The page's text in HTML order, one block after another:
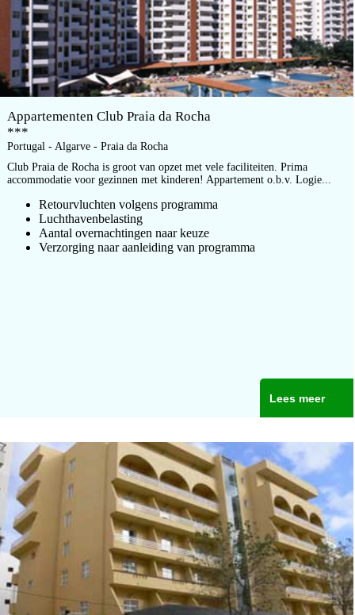
Appartementen Club Praia da Rocha
***
Portugal - Algarve - Praia da Rocha
Club Praia de Rocha is groot van opzet met vele faciliteiten. Prima
accommodatie voor gezinnen met kinderen! Appartement o.b.v. Logie...
Retourvluchten volgens programma
Luchthavenbelasting
Aantal overnachtingen naar keuze
Verzorging naar aanleiding van programma
Lees meer